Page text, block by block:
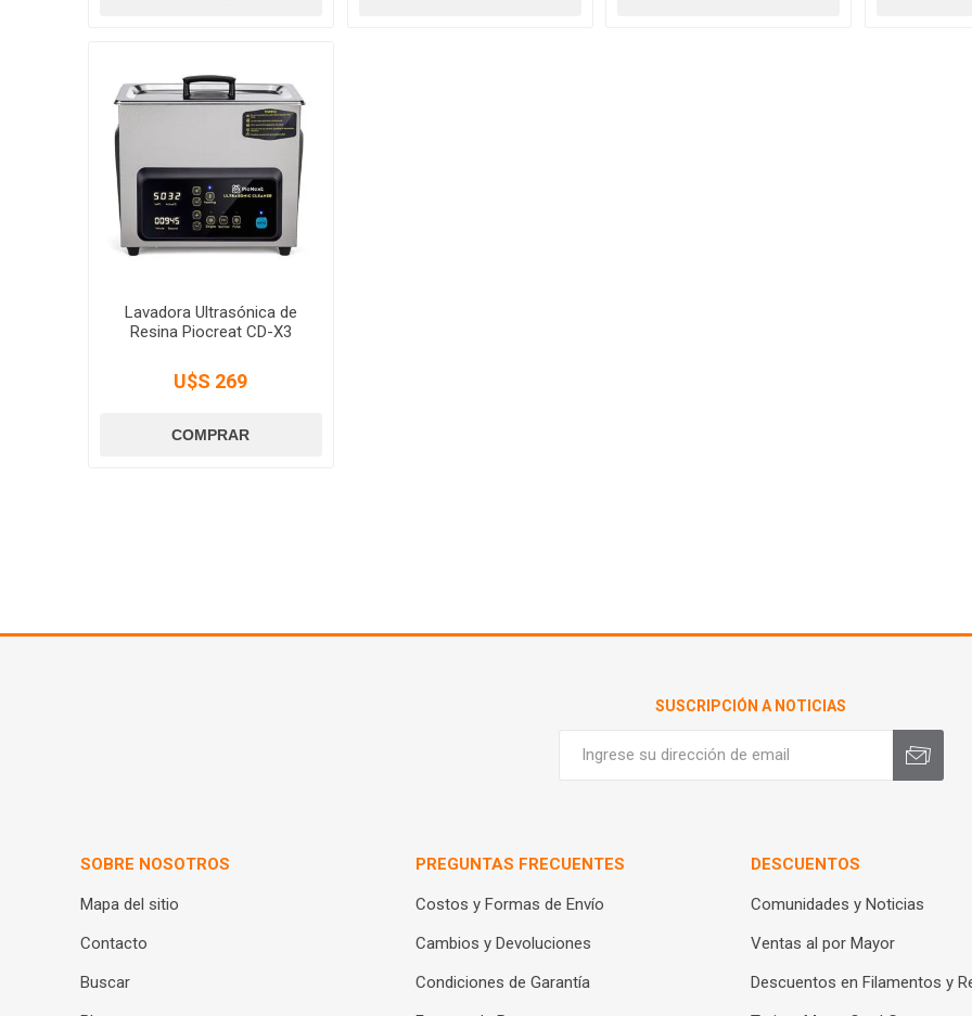
Lavadora Ultrasónica de
Resina Piocreat CD-X3
U$S 269
SUSCRIPCIÓN A NOTICIAS
SOBRE NOSOTROS
Mapa del sitio
Contacto
Buscar
PREGUNTAS FRECUENTES
Costos y Formas de Envío
Cambios y Devoluciones
Condiciones de Garantía
DESCUENTOS
Comunidades y Noticias
Ventas al por Mayor
Descuentos en Filamentos y